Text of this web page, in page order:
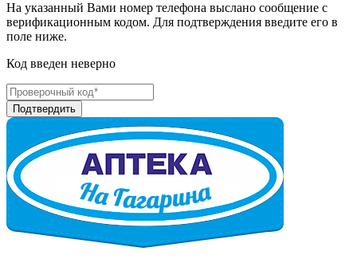
На указанный Вами номер телефона выслано сообщение с
верификационным кодом. Для подтверждения введите его в
поле ниже.
Код введен неверно